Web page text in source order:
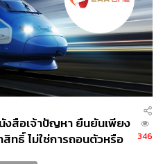
สือเจ้าปัญหา ยืนยันเพียง
ทธิ์ ไม่ใช่การถอนตัวหรือ
346